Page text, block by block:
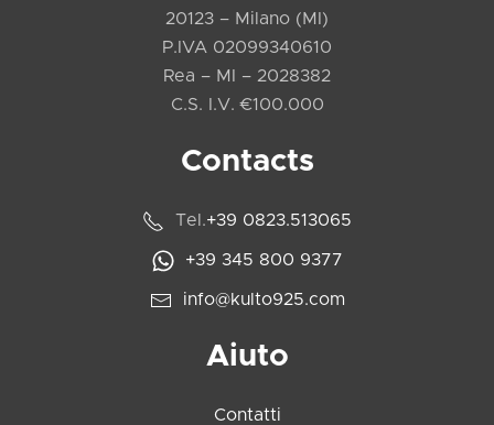
20123 – Milano (MI)
P.IVA 02099340610
Rea – MI – 2028382
C.S. I.V. €100.000
Contacts
Tel.+39 0823.513065
+39 345 800 9377
info@kulto925.com
Aiuto
Contatti